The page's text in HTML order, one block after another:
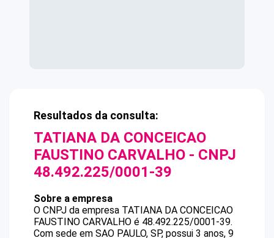
Resultados da consulta:
TATIANA DA CONCEICAO
FAUSTINO CARVALHO - CNPJ
48.492.225/0001-39
Sobre a empresa
O CNPJ da empresa TATIANA DA CONCEICAO
FAUSTINO CARVALHO é 48.492.225/0001-39.
Com sede em SAO PAULO, SP, possui 3 anos, 9